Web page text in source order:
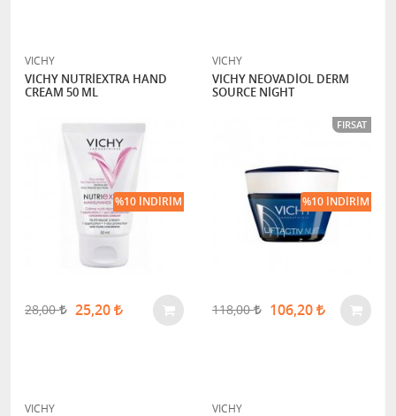
VICHY
VICHY NUTRİEXTRA HAND
CREAM 50 ML
28,00 25,20
%10 İNDIRIM
VICHY
VICHY NEOVADİOL DERM
SOURCE NİGHT
FIRSAT
118,00 106,20
%10 İNDIRIM
VICHY VICHY